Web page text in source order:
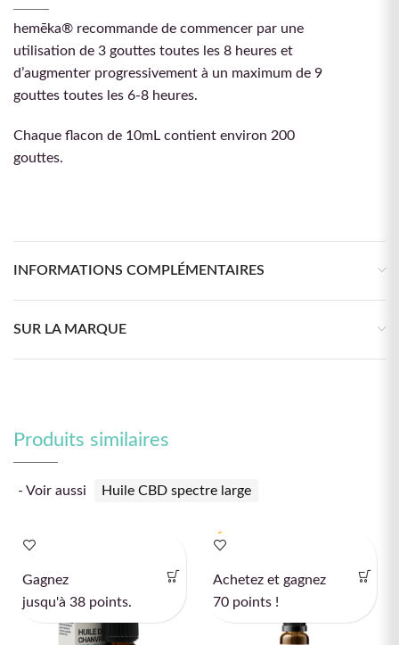
hemēka® recommande de commencer par une
utilisation de 3 gouttes toutes les 8 heures et
d’augmenter progressivement à un maximum de 9
gouttes toutes les 6-8 heures.
Chaque flacon de 10mL contient environ 200
gouttes.
INFORMATIONS COMPLÉMENTAIRES
SUR LA MARQUE
Produits similaires
- Voir aussi Huile CBD spectre large
Gagnez
jusqu'à 38 points.
Achetez et gagnez
70 points !